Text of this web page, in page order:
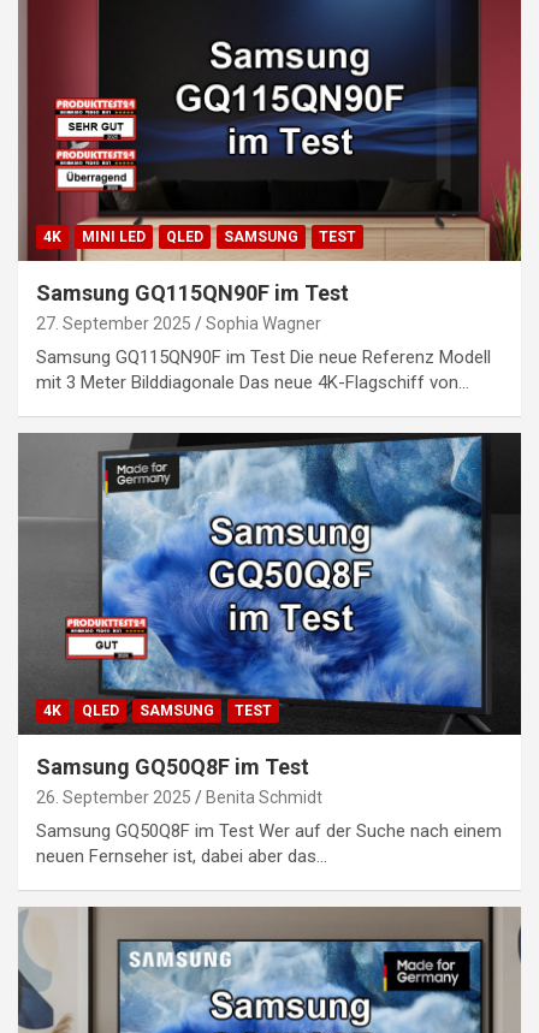
4K MINI LED QLED SAMSUNG TEST
Samsung GQ115QN90F im Test
27. September 2025 Sophia Wagner
Samsung GQ115QN90F im Test Die neue Referenz Modell
mit 3 Meter Bilddiagonale Das neue 4K-Flagschiff von…
4K QLED SAMSUNG TEST
Samsung GQ50Q8F im Test
26. September 2025 Benita Schmidt
Samsung GQ50Q8F im Test Wer auf der Suche nach einem
neuen Fernseher ist, dabei aber das…